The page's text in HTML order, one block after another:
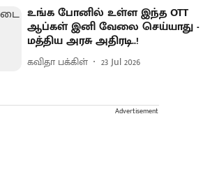
உங்க போனில் உள்ள இந்த OTT
ஆப்கள் இனி வேலை செய்யாது -
மத்திய அரசு அதிரடி..!
கவிதா பக்கிள் 23 Jul 2026
Advertisement